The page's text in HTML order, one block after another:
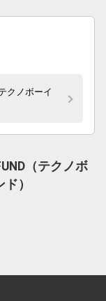
クノボーイ
（テクノボ
）